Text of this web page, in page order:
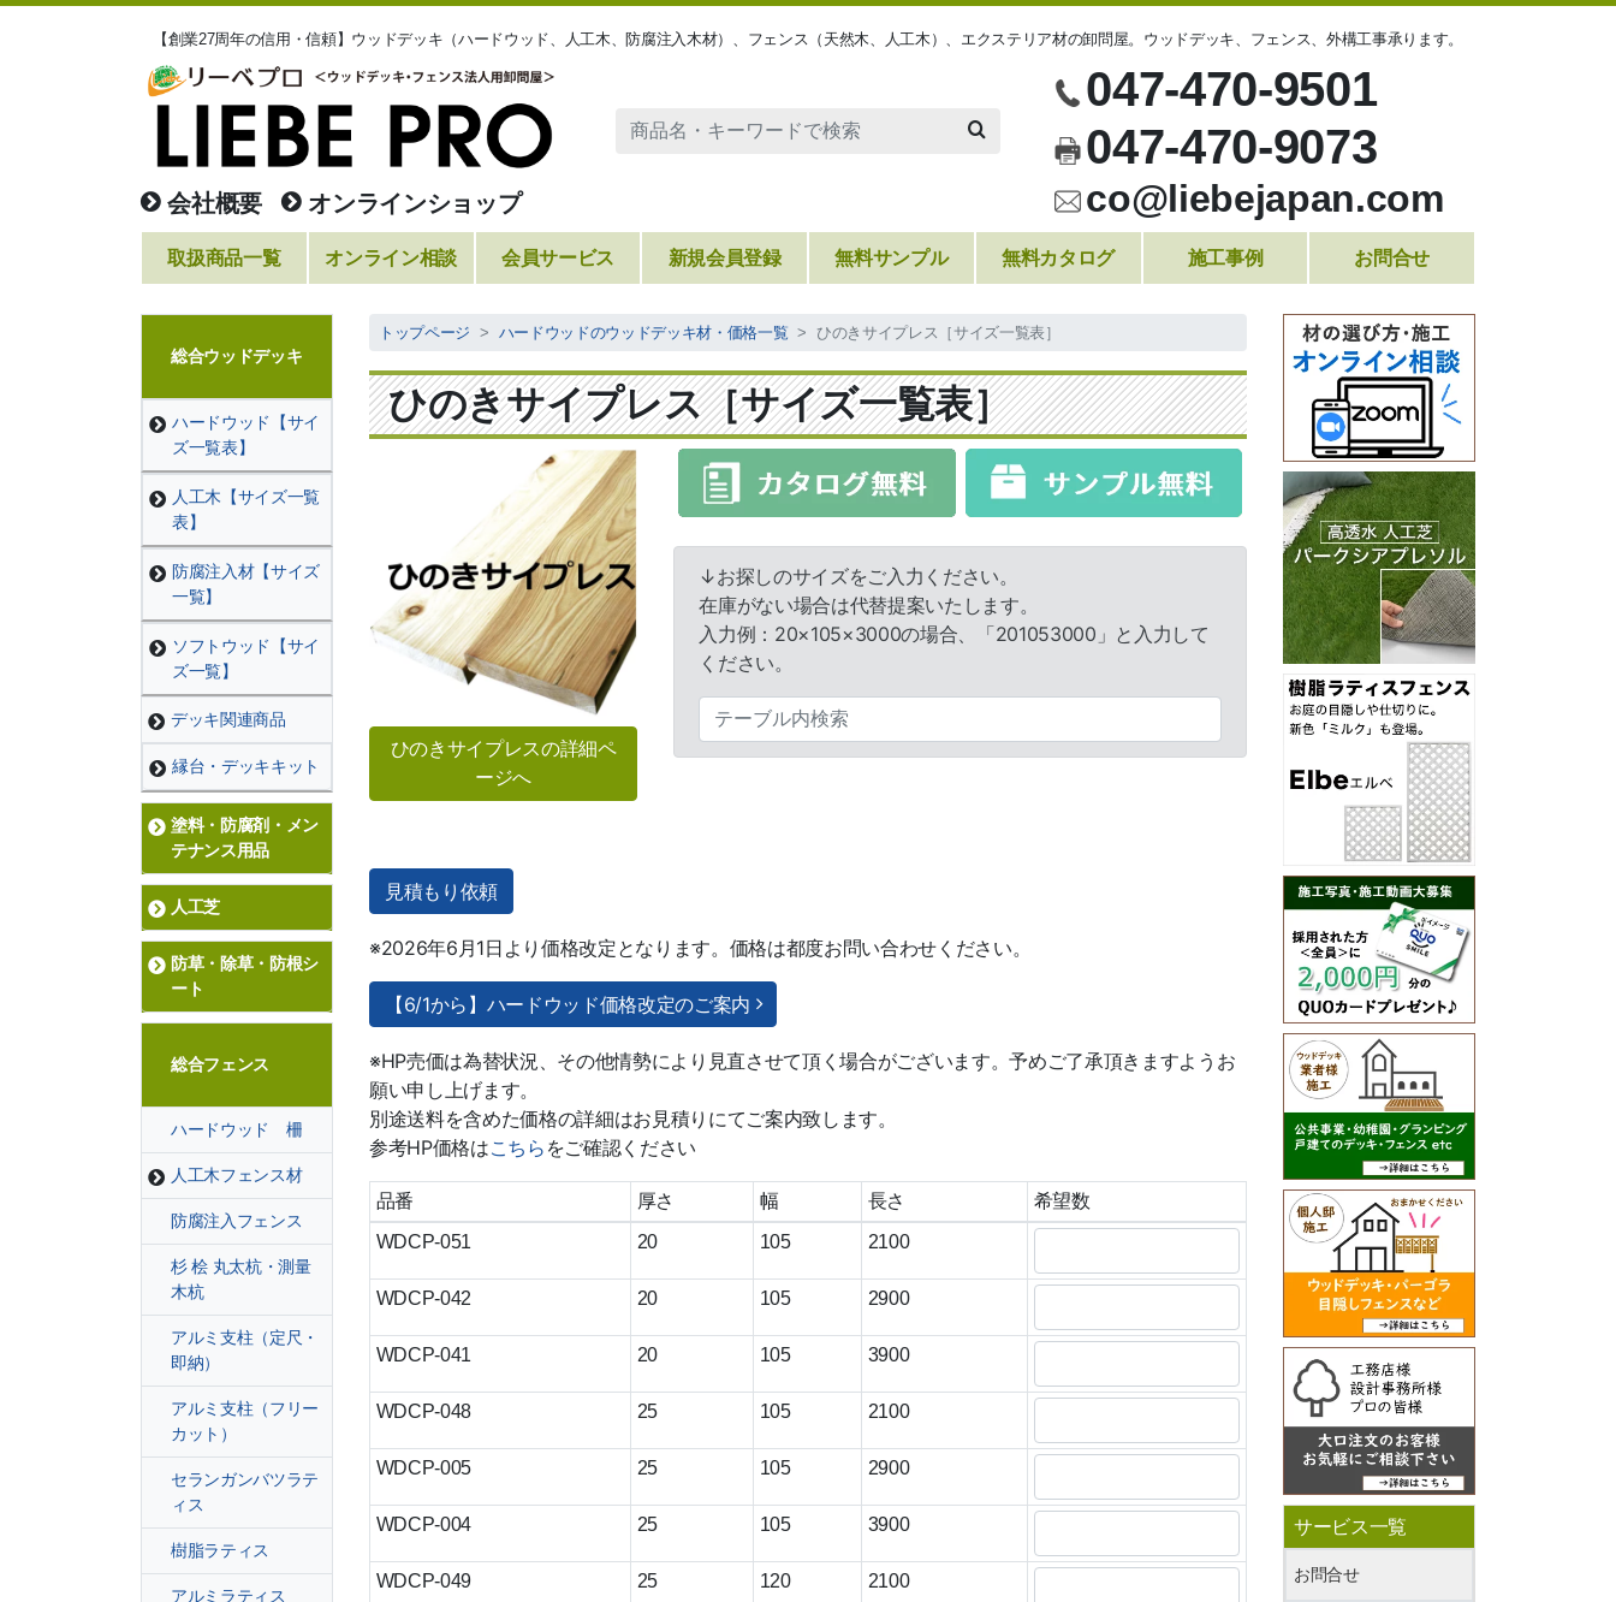
【創業27周年の信用・信頼】ウッドデッキ（ハードウッド、人工木、防腐注入木材）、フェンス（天然木、人工木）、エクステリア材の卸問屋。ウッドデッキ、フェンス、外構工事承ります。
会社概要 オンラインショップ
047-470-9501
047-470-9073
co@liebejapan.com
取扱商品一覧 オンライン相談 会員サービス 新規会員登録 無料サンプル 無料カタログ 施工事例 お問合せ
総合ウッドデッキ
ハードウッド【サイ
ズ一覧表】
人工木【サイズ一覧
表】
防腐注入材【サイズ
一覧】
ソフトウッド【サイ
ズ一覧】
デッキ関連商品
縁台・デッキキット
塗料・防腐剤・メン
テナンス用品
人工芝
防草・除草・防根シ
ート
総合フェンス
ハードウッド 柵
人工木フェンス材
防腐注入フェンス
杉 桧 丸太杭・測量
木杭
アルミ支柱（定尺・
即納）
アルミ支柱（フリー
カット）
セランガンバツラテ
ィス
樹脂ラティス
アルミラティス
トップページ ハードウッドのウッドデッキ材・価格一覧 ひのきサイプレス［サイズ一覧表］
ひのきサイプレス［サイズ一覧表］
ひのきサイプレスの詳細ペ
ージへ
↓お探しのサイズをご入力ください。
在庫がない場合は代替提案いたします。
入力例：20×105×3000の場合、「201053000」と入力して
ください。
見積もり依頼
※2026年6月1日より価格改定となります。価格は都度お問い合わせください。
【6/1から】ハードウッド価格改定のご案内
※HP売価は為替状況、その他情勢により見直させて頂く場合がございます。予めご了承頂きますようお
願い申し上げます。
別途送料を含めた価格の詳細はお見積りにてご案内致します。
参考HP価格はこちら をご確認ください
品番 厚さ 幅 長さ
希望数
WDCP-051
20 105 2100
WDCP-042 20 105 2900
WDCP-041 20 105 3900
WDCP-048 25 105 2100
WDCP-005 25 105 2900
WDCP-004 25 105 3900
WDCP-049 25 120 2100
サービス一覧
お問合せ